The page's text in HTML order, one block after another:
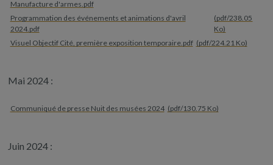
Manufacture d'armes.pdf
Programmation des événements et animations d'avril
2024.pdf
(pdf/238.05
Ko)
Visuel Objectif Cité, première exposition temporaire.pdf (pdf/224.21 Ko)
Mai 2024 :
Communiqué de presse Nuit des musées 2024 (pdf/130.75 Ko)
Juin 2024 :